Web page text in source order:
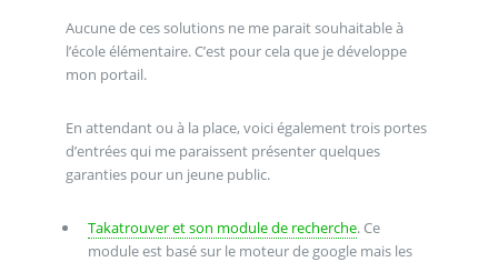
Aucune de ces solutions ne me parait souhaitable à
l’école élémentaire. C’est pour cela que je développe
mon portail.
En attendant ou à la place, voici également trois portes
d’entrées qui me paraissent présenter quelques
garanties pour un jeune public.
Takatrouver et son module de recherche. Ce
module est basé sur le moteur de google mais les